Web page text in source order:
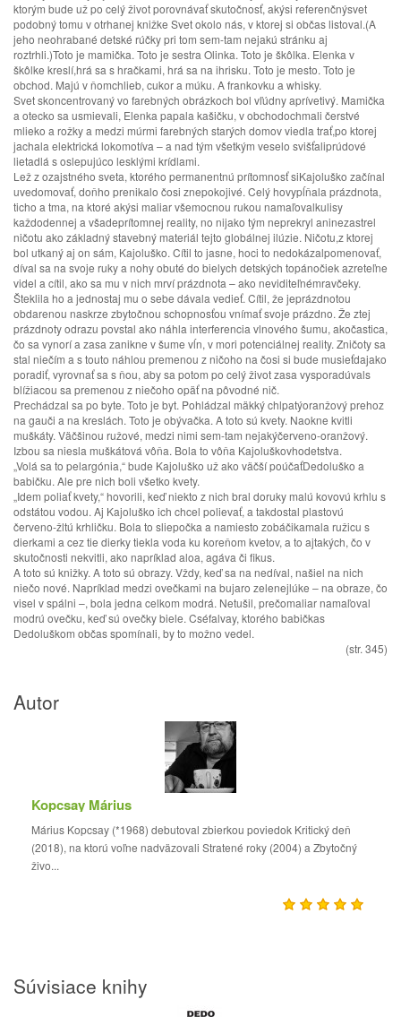
ktorým bude už po celý život porovnávať skutočnosť, akýsi referenčnýsvet
podobný tomu v otrhanej knižke Svet okolo nás, v ktorej si občas listoval.(A
jeho neohrabané detské rúčky pri tom sem-tam nejakú stránku aj
roztrhli.)Toto je mamička. Toto je sestra Olinka. Toto je škôlka. Elenka v
škôlke kreslí,hrá sa s hračkami, hrá sa na ihrisku. Toto je mesto. Toto je
obchod. Majú v ňomchlieb, cukor a múku. A frankovku a whisky.
Svet skoncentrovaný vo farebných obrázkoch bol vľúdny aprívetivý. Mamička
a otecko sa usmievali, Elenka papala kašičku, v obchodochmali čerstvé
mlieko a rožky a medzi múrmi farebných starých domov viedla trať,po ktorej
jachala elektrická lokomotíva – a nad tým všetkým veselo svišťaliprúdové
lietadlá s oslepujúco lesklými krídlami.
Lež z ozajstného sveta, ktorého permanentnú prítomnosť siKajoluško začínal
uvedomovať, doňho prenikalo čosi znepokojivé. Celý hovypĺňala prázdnota,
ticho a tma, na ktoré akýsi maliar všemocnou rukou namaľovalkulisy
každodennej a všadeprítomnej reality, no nijako tým neprekryl aninezastrel
ničotu ako základný stavebný materiál tejto globálnej ilúzie. Ničotu,z ktorej
bol utkaný aj on sám, Kajoluško. Cítil to jasne, hoci to nedokázalpomenovať,
díval sa na svoje ruky a nohy obuté do bielych detských topánočiek azreteľne
videl a cítil, ako sa mu v nich mrví prázdnota – ako neviditeľnémravčeky.
Šteklila ho a jednostaj mu o sebe dávala vedieť. Cítil, že jeprázdnotou
obdarenou naskrze zbytočnou schopnosťou vnímať svoje prázdno. Že ztej
prázdnoty odrazu povstal ako náhla interferencia vlnového šumu, akočastica,
čo sa vynorí a zasa zanikne v šume vĺn, v mori potenciálnej reality. Zničoty sa
stal niečím a s touto náhlou premenou z ničoho na čosi si bude musieťdajako
poradiť, vyrovnať sa s ňou, aby sa potom po celý život zasa vysporadúvals
blížiacou sa premenou z niečoho opäť na pôvodné nič.
Prechádzal sa po byte. Toto je byt. Pohládzal mäkký chlpatýoranžový prehoz
na gauči a na kreslách. Toto je obývačka. A toto sú kvety. Naokne kvitli
muškáty. Väčšinou ružové, medzi nimi sem-tam nejakýčerveno-oranžový.
Izbou sa niesla muškátová vôňa. Bola to vôňa Kajoluškovhodetstva.
„Volá sa to pelargónia,“ bude Kajoluško už ako väčší poúčaťDedoluško a
babičku. Ale pre nich boli všetko kvety.
„Idem poliať kvety,“ hovorili, keď niekto z nich bral doruky malú kovovú krhlu s
odstátou vodou. Aj Kajoluško ich chcel polievať, a takdostal plastovú
červeno-žltú krhličku. Bola to sliepočka a namiesto zobáčikamala ružicu s
dierkami a cez tie dierky tiekla voda ku koreňom kvetov, a to ajtakých, čo v
skutočnosti nekvitli, ako napríklad aloa, agáva či fikus.
A toto sú knižky. A toto sú obrazy. Vždy, keď sa na nedíval, našiel na nich
niečo nové. Napríklad medzi ovečkami na bujaro zelenejlúke – na obraze, čo
visel v spálni –, bola jedna celkom modrá. Netušil, prečomaliar namaľoval
modrú ovečku, keď sú ovečky biele. Cséfalvay, ktorého babičkas
Dedoluškom občas spomínali, by to možno vedel.
(str. 345)
Autor
Kopcsay Márius
Márius Kopcsay (*1968) debutoval zbierkou poviedok Kritický deň
(2018), na ktorú voľne nadväzovali Stratené roky (2004) a Zbytočný
živo...
Súvisiace knihy